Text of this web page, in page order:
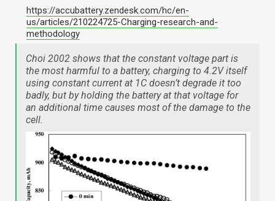
https://accubattery.zendesk.com/hc/en-
us/articles/210224725-Charging-research-and-
methodology
Choi 2002 shows that the constant voltage part is
the most harmful to a battery, charging to 4.2V itself
using constant current at 1C doesn’t degrade it too
badly, but by holding the battery at that voltage for
an additional time causes most of the damage to the
cell.